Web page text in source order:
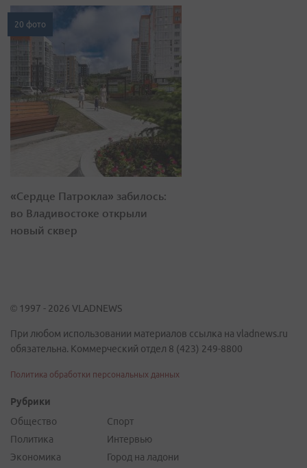
20 фото
«Сердце Патрокла» забилось:
во Владивостоке открыли
новый сквер
© 1997 - 2026 VLADNEWS
При любом использовании материалов ссылка на vladnews.ru
обязательна. Коммерческий отдел 8 (423) 249-8800
Политика обработки персональных данных
Рубрики
Общество
Политика
Экономика
Спорт
Интервью
Город на ладони